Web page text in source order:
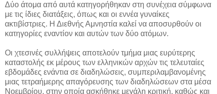
Δύο άτομα από αυτά κατηγορήθηκαν στη συνέχεια σύμφωνα
με τις ίδιες διατάξεις, όπως και οι εννέα γυναίκες
ακτιβίστριες. Η Διεθνής Αμνηστία καλεί να αποσυρθούν οι
κατηγορίες εναντίον και αυτών των δύο ατόμων.
Οι χτεσινές συλλήψεις αποτελούν τμήμα μιας ευρύτερης
καταστολής εκ μέρους των ελληνικών αρχών τις τελευταίες
εβδομάδες ενάντια σε διαδηλώσεις, συμπεριλαμβανομένης
μιας τετραήμερης απαγόρευσης των διαδηλώσεων στα μέσα
Νοεμβρίου, στην οποία ασκήθηκε μεγάλη κριτική, καθώς και